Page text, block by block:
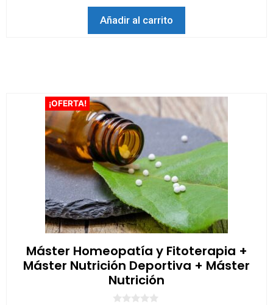
Añadir al carrito
¡OFERTA!
Máster Homeopatía y Fitoterapia +
Máster Nutrición Deportiva + Máster
Nutrición